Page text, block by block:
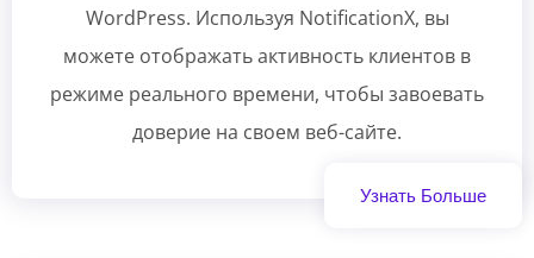
WordPress. Используя NotificationX, вы
можете отображать активность клиентов в
режиме реального времени, чтобы завоевать
доверие на своем веб-сайте.
Узнать Больше